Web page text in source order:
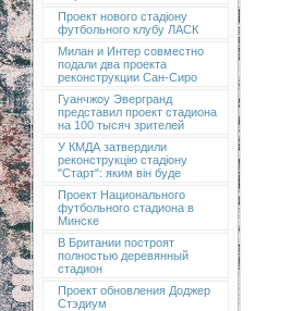
Проект нового стадіону
футбольного клубу ЛАСК
Милан и Интер совместно
подали два проекта
реконструкции Сан-Сиро
Гуанчжоу Эвергранд
представил проект стадиона
на 100 тысяч зрителей
У КМДА затвердили
реконструкцію стадіону
"Старт": яким він буде
Проект Национального
футбольного стадиона в
Минске
В Британии построят
полностью деревянный
стадион
Проект обновления Доджер
Стэдиум